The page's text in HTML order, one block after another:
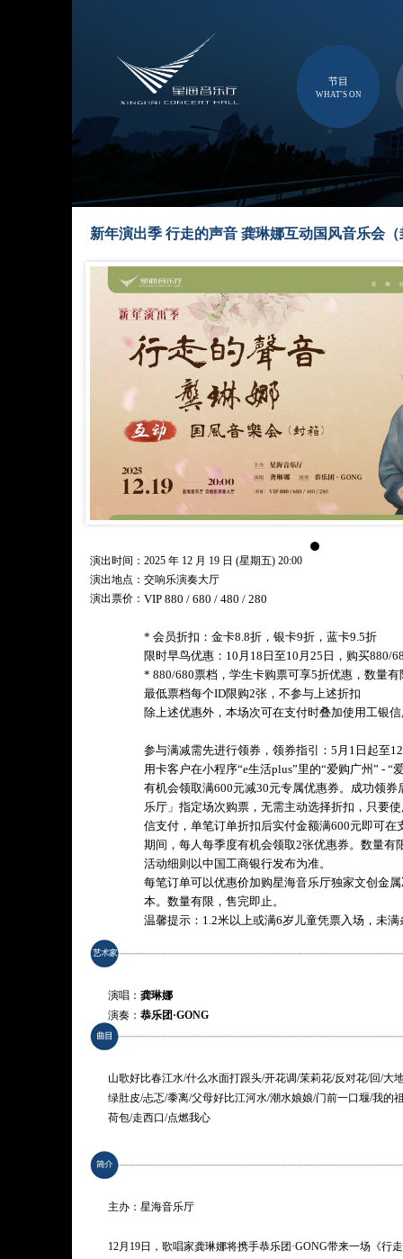
节目
WHAT'S ON
新年演出季 行走的声音 龚琳娜互动国风音乐会（
演出时间：2025 年 12 月 19 日 (星期五) 20:00
演出地点：交响乐演奏大厅
演出票价： VIP 880 / 680 / 480 / 280
* 会员折扣：金卡8.8折，银卡9折，蓝卡9.5折
限时早鸟优惠：10月18日至10月25日，购买880/
* 880/680票档，学生卡购票可享5折优惠，数量有
最低票档每个ID限购2张，不参与上述折扣
除上述优惠外，本场次可在支付时叠加使用工银
参与满减需先进行领券，领券指引：5月1日起至
用卡客户在小程序“e生活plus”里的“爱购广州” - “
有机会领取满600元减30元专属优惠券。成功领
乐厅」指定场次购票，无需主动选择折扣，只要
信支付，单笔订单折扣后实付金额满600元即可在
期间，每人每季度有机会领取2张优惠券。数量有
活动细则以中国工商银行发布为准。
每笔订单可以优惠价加购星海音乐厅独家文创金
本。数量有限，售完即止。
温馨提示：1.2米以上或满6岁儿童凭票入场，未
演唱： 龚琳娜
演奏： 恭乐团·GONG
山歌好比春江水/什么水面打跟头/开花调/茉莉花/反对花/回/大
绿肚皮/忐忑/黍离/父母好比江河水/潮水娘娘/门前一口堰/我的
荷包/走西口/点燃我心
* 曲目以演出现场为准
主办：星海音乐厅
12月19日，歌唱家龚琳娜将携手恭乐团·GONG带来一场《行